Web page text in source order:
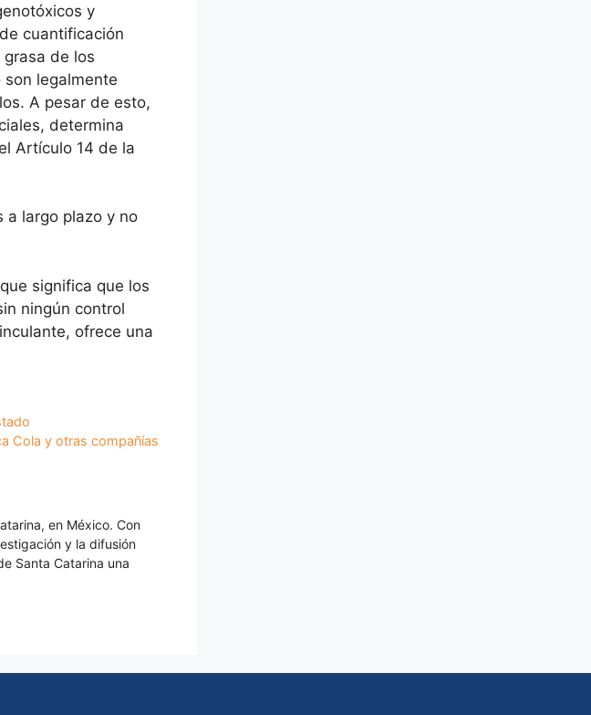
y
cuantificación
de los
legalmente
A pesar de esto,
determina
Artículo 14 de la
a largo plazo y no
significa que los
ningún control
ofrece una
Cola y otras compañías
en México. Con
y la difusión
Santa Catarina una